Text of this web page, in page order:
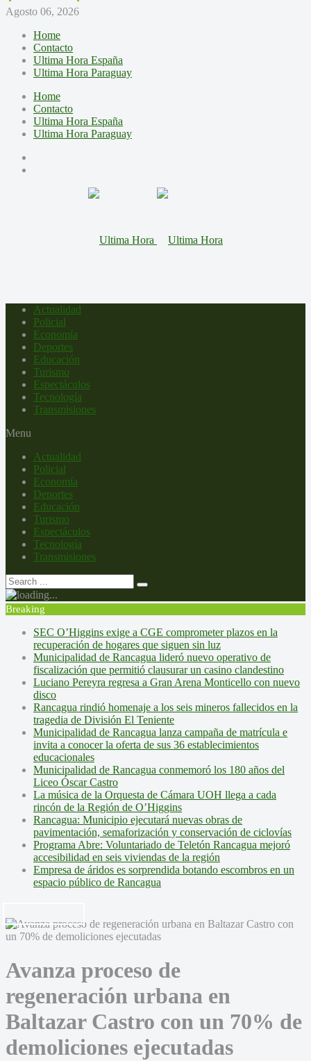
Agosto 06, 2026
Home
Contacto
Ultima Hora España
Ultima Hora Paraguay
Home
Contacto
Ultima Hora España
Ultima Hora Paraguay
Actualidad
Policial
Economía
Deportes
Educación
Turismo
Espectáculos
Tecnología
Transmisiones
Menu
Actualidad
Policial
Economía
Deportes
Educación
Turismo
Espectáculos
Tecnología
Transmisiones
Breaking
SEC O’Higgins exige a CGE comprometer plazos en la
recuperación de hogares que siguen sin luz
Municipalidad de Rancagua lideró nuevo operativo de
fiscalización que permitió clausurar un casino clandestino
Luciano Pereyra regresa a Gran Arena Monticello con nuevo
disco
Rancagua rindió homenaje a los seis mineros fallecidos en la
tragedia de División El Teniente
Municipalidad de Rancagua lanza campaña de matrícula e
invita a conocer la oferta de sus 36 establecimientos
educacionales
Municipalidad de Rancagua conmemoró los 180 años del
Liceo Óscar Castro
La música de la Orquesta de Cámara UOH llega a cada
rincón de la Región de O’Higgins
Rancagua: Municipio ejecutará nuevas obras de
pavimentación, semaforización y conservación de ciclovías
Programa Abre: Voluntariado de Teletón Rancagua mejoró
accesibilidad en seis viviendas de la región
Empresa de áridos es sorprendida botando escombros en un
espacio público de Rancagua
Avanza proceso de
regeneración urbana en
Baltazar Castro con un 70% de
demoliciones ejecutadas